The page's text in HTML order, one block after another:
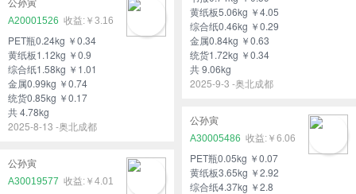
黄纸板5.06kg ￥4.05
综合纸0.46kg ￥0.29
金属0.84kg ￥0.63
统货1.72kg ￥0.34
共 9.06kg
2025-9-3 -奥北成都
公孙寅
A20001526
￥3.16
PET瓶0.24kg ￥0.34
黄纸板1.12kg ￥0.9
综合纸1.58kg ￥1.01
金属0.99kg ￥0.74
统货0.85kg ￥0.17
共 4.78kg
2025-8-13 -奥北成都
公孙寅
A30005486
￥6.06
PET瓶0.05kg ￥0.07
黄纸板3.65kg ￥2.92
综合纸4.37kg ￥2.8
公孙寅
A30019577
￥4.01